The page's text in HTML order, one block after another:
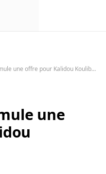
une offre pour Kalidou Koulibaly
une